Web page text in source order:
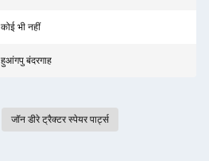
कोई भी नहीं
हुआंगपु बंदरगाह
जॉन डीरे ट्रैक्टर स्पेयर पार्ट्स